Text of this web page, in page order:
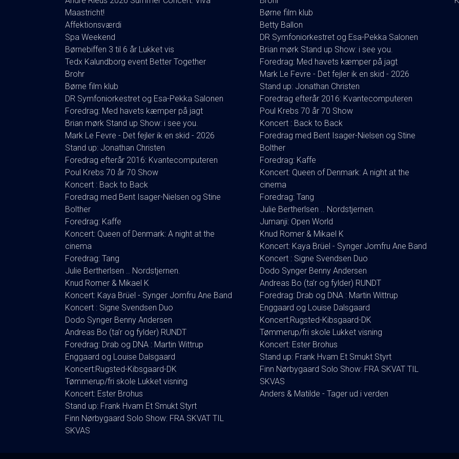
Maastricht!
Affektionsværdi
Spa Weekend
Børnebiffen 3 til 6 år Lukket vis
Tedx Kalundborg event Better Together
Brohr
Børne film klub
DR Symfoniorkestret og Esa-Pekka Salonen
Foredrag: Med havets kæmper på jagt
Brian mørk Stand up Show: i see you.
Mark Le Fevre - Det fejler ik en skid - 2026
Stand up: Jonathan Christen
Foredrag efterår 2016: Kvantecomputeren
Poul Krebs 70 år 70 Show
Koncert : Back to Back
Foredrag med Bent Isager-Nielsen og Stine
Bolther
Foredrag: Kaffe
Koncert: Queen of Denmark: A night at the
cinema
Foredrag: Tang
Julie Bertherlsen .. Nordstjernen.
Knud Romer & Mikael K
Koncert: Kaya Brüel - Synger Jomfru Ane Band
Koncert : Signe Svendsen Duo
Dodo Synger Benny Andersen
Andreas Bo (ta’r og fylder) RUNDT
Foredrag: Drab og DNA : Martin Wittrup
Enggaard og Louise Dalsgaard
Koncert:Rugsted-Kibsgaard-DK
Tømmerup/fri skole Lukket visning
Koncert: Ester Brohus
Stand up: Frank Hvam Et Smukt Styrt
Finn Nørbygaard Solo Show: FRA SKVAT TIL
SKVAS
Børne film klub
Betty Ballon
DR Symfoniorkestret og Esa-Pekka Salonen
Brian mørk Stand up Show: i see you.
Foredrag: Med havets kæmper på jagt
Mark Le Fevre - Det fejler ik en skid - 2026
Stand up: Jonathan Christen
Foredrag efterår 2016: Kvantecomputeren
Poul Krebs 70 år 70 Show
Koncert : Back to Back
Foredrag med Bent Isager-Nielsen og Stine
Bolther
Foredrag: Kaffe
Koncert: Queen of Denmark: A night at the
cinema
Foredrag: Tang
Julie Bertherlsen .. Nordstjernen.
Jumanji: Open World
Knud Romer & Mikael K
Koncert: Kaya Brüel - Synger Jomfru Ane Band
Koncert : Signe Svendsen Duo
Dodo Synger Benny Andersen
Andreas Bo (ta’r og fylder) RUNDT
Foredrag: Drab og DNA : Martin Wittrup
Enggaard og Louise Dalsgaard
Koncert:Rugsted-Kibsgaard-DK
Tømmerup/fri skole Lukket visning
Koncert: Ester Brohus
Stand up: Frank Hvam Et Smukt Styrt
Finn Nørbygaard Solo Show: FRA SKVAT TIL
SKVAS
Anders & Matilde - Tager ud i verden